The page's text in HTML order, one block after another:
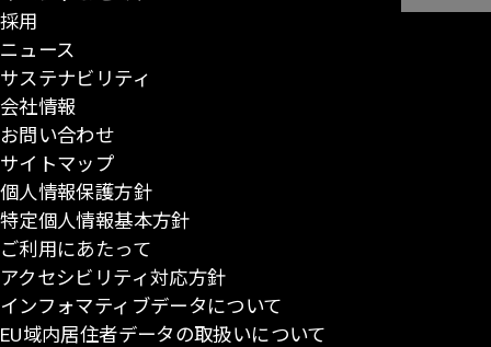
採用
ニュース
サステナビリティ
会社情報
お問い合わせ
サイトマップ
個人情報保護方針
特定個人情報基本方針
ご利用にあたって
アクセシビリティ対応方針
インフォマティブデータについて
EU域内居住者データの取扱いについて